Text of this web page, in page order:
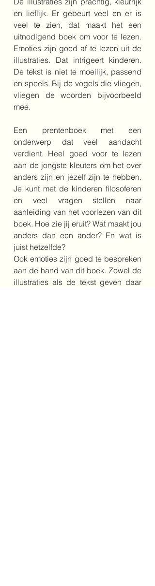
en lieflijk. Er gebeurt veel en er is
veel te zien, dat maakt het een
uitnodigend boek om voor te lezen.
Emoties zijn goed af te lezen uit de
illustraties. Dat intrigeert kinderen.
De tekst is niet te moeilijk, passend
en speels. Bij de vogels die vliegen,
vliegen de woorden bijvoorbeeld
mee.
Een prentenboek met een
onderwerp dat veel aandacht
verdient. Heel goed voor te lezen
aan de jongste kleuters om het over
anders zijn en jezelf zijn te hebben.
Je kunt met de kinderen filosoferen
en veel vragen stellen naar
aanleiding van het voorlezen van dit
boek. Hoe zie jij eruit? Wat maakt jou
anders dan een ander? En wat is
juist hetzelfde?
Ook emoties zijn goed te bespreken
aan de hand van dit boek. Zowel de
illustraties als de tekst geven daar